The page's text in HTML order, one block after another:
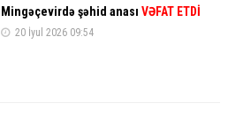
Mingəçevirdə şəhid anası VƏFAT ETDİ
20 İyul 2026 09:54